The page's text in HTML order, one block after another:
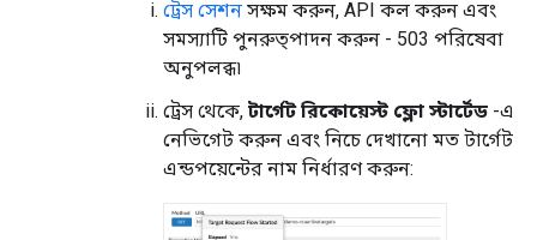
ট্রেস সেশন সক্ষম করুন, API কল করুন এবং
সমস্যাটি পুনরুত্পাদন করুন - 503 পরিষেবা
অনুপলব্ধ৷
ট্রেস থেকে, টার্গেট রিকোয়েস্ট ফ্লো স্টার্টেড -এ
নেভিগেট করুন এবং নিচে দেখানো মত টার্গেট
এন্ডপয়েন্টের নাম নির্ধারণ করুন: